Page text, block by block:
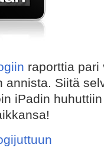
raporttia
annista. Siitä
iPadin